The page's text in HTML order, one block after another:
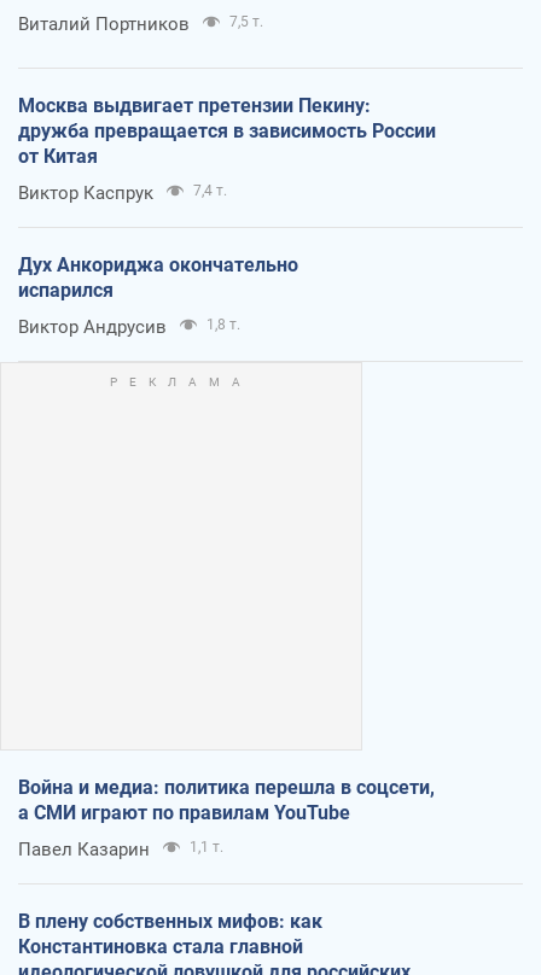
Виталий Портников 7,5 т.
Москва выдвигает претензии Пекину:
дружба превращается в зависимость России
от Китая
Виктор Каспрук 7,4 т.
Дух Анкориджа окончательно
испарился
Виктор Андрусив 1,8 т.
Война и медиа: политика перешла в соцсети,
а СМИ играют по правилам YouTube
Павел Казарин 1,1 т.
В плену собственных мифов: как
Константиновка стала главной